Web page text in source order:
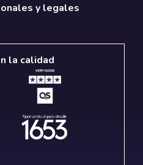
y legales
la calidad